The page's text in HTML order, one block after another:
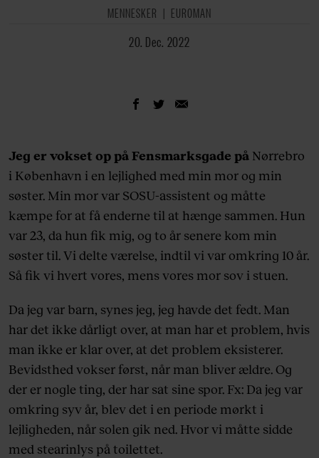
MENNESKER
EUROMAN
20. Dec. 2022
Jeg er vokset op på Fensmarksgade på Nørrebro
i København i en lejlighed med min mor og min
søster. Min mor var SOSU-assistent og måtte
kæmpe for at få enderne til at hænge sammen. Hun
var 23, da hun fik mig, og to år senere kom min
søster til. Vi delte værelse, indtil vi var omkring 10 år.
Så fik vi hvert vores, mens vores mor sov i stuen.
Da jeg var barn, synes jeg, jeg havde det fedt. Man
har det ikke dårligt over, at man har et problem, hvis
man ikke er klar over, at det problem eksisterer.
Bevidsthed vokser først, når man bliver ældre. Og
der er nogle ting, der har sat sine spor. Fx: Da jeg var
omkring syv år, blev det i en periode mørkt i
lejligheden, når solen gik ned. Hvor vi måtte sidde
med stearinlys på toilettet.